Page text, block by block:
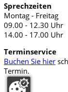
Sprechzeiten
Montag - Freitag
09.00 - 12.30 Uhr
14.00 - 17.00 Uhr
Terminservice
Buchen Sie hier
Termin.